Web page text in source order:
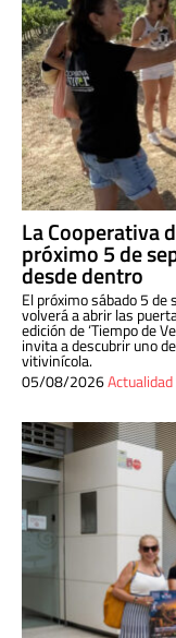
La Cooperativa
próximo 5 de
desde dentro
El próximo sábado 5
volverá a abrir las
edición de ‘Tiempo de
invita a descubrir uno
vitivinícola.
05/08/2026Actualidad